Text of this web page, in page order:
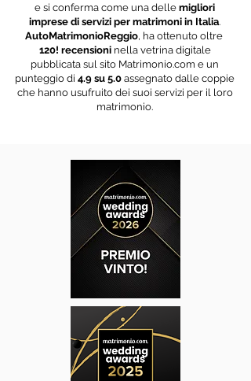
e si conferma come una delle migliori
imprese di servizi per matrimoni in Italia.
AutoMatrimonioReggio, ha ottenuto oltre
120! recensioni nella vetrina digitale
pubblicata sul sito Matrimonio.com e un
punteggio di 4.9 su 5.0 assegnato dalle coppie
che hanno usufruito dei suoi servizi per il loro
matrimonio.